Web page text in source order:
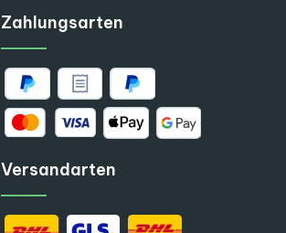
Zahlungsarten
Versandarten